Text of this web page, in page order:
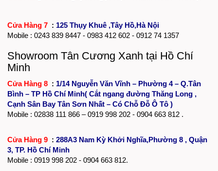
Cửa Hàng 7 : 125 Thụy Khuê ,Tây Hồ,Hà Nội
Mobile : 0243 839 8447 - 0983 412 602 - 0912 74 1357
Showroom Tân Cương Xanh tại Hồ Chí
Minh
Cửa Hàng 8 : 1/14 Nguyễn Văn Vĩnh – Phường 4 – Q.Tân
Bình – TP Hồ Chí Minh( Cắt ngang đường Thăng Long ,
Cạnh Sân Bay Tân Sơn Nhất – Có Chỗ Đỗ Ô Tô )
Mobile : 02838 111 866 – 0919 998 202 - 0904 663 812 .
Cửa Hàng 9 : 288A3 Nam Kỳ Khởi Nghĩa,Phường 8 , Quận
3, TP. Hồ Chí Minh
Mobile : 0919 998 202 - 0904 663 812.